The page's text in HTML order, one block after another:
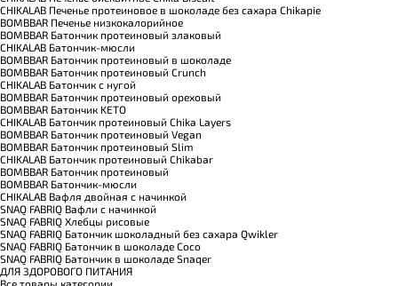
CHIKALAB Печенье протеиновое в шоколаде без сахара Chikapie
BOMBBAR Печенье низкокалорийное
BOMBBAR Батончик протеиновый злаковый
CHIKALAB Батончик-мюсли
BOMBBAR Батончик протеиновый в шоколаде
BOMBBAR Батончик протеиновый Crunch
CHIKALAB Батончик с нугой
BOMBBAR Батончик протеиновый ореховый
BOMBBAR Батончик KETO
CHIKALAB Батончик протеиновый Chika Layers
BOMBBAR Батончик протеиновый Vegan
BOMBBAR Батончик протеиновый Slim
CHIKALAB Батончик протеиновый Chikabar
BOMBBAR Батончик протеиновый
BOMBBAR Батончик-мюсли
CHIKALAB Вафля двойная с начинкой
SNAQ FABRIQ Вафли с начинкой
SNAQ FABRIQ Хлебцы рисовые
SNAQ FABRIQ Батончик шоколадный без сахара Qwikler
SNAQ FABRIQ Батончик в шоколаде Coco
SNAQ FABRIQ Батончик в шоколаде Snaqer
ДЛЯ ЗДОРОВОГО ПИТАНИЯ
Все товары категории